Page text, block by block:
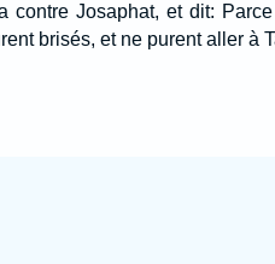
contre Josaphat, et dit:
brisés, et ne purent aller à